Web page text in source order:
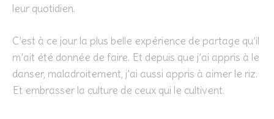
leur quotidien.
C’est à ce jour la plus belle expérience de partage qu’il
m’ait été donnée de faire. Et depuis que j’ai appris à le
danser, maladroitement, j’ai aussi appris à aimer le riz.
Et embrasser la culture de ceux qui le cultivent.